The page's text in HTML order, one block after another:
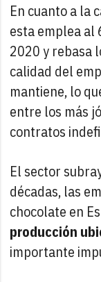
En cuanto a la
esta emplea al
2020 y rebasa
calidad del
mantiene, lo
entre los más
contratos
El sector
décadas, las
chocolate en
producción
importante